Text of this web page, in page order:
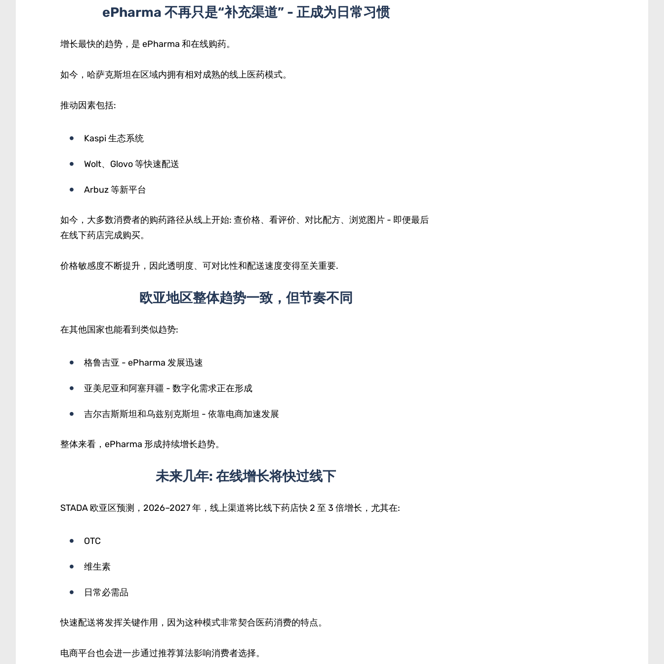
ePharma 不再只是“补充渠道” - 正成为日常习惯
增长最快的趋势，是 ePharma 和在线购药。
如今，哈萨克斯坦在区域内拥有相对成熟的线上医药模式。
推动因素包括:
Kaspi 生态系统
Wolt、Glovo 等快速配送
Arbuz 等新平台
如今，大多数消费者的购药路径从线上开始: 查价格、看评价、对比配方、浏览图片 - 即便最后
在线下药店完成购买。
价格敏感度不断提升，因此透明度、可对比性和配送速度变得至关重要.
欧亚地区整体趋势一致，但节奏不同
在其他国家也能看到类似趋势:
格鲁吉亚 - ePharma 发展迅速
亚美尼亚和阿塞拜疆 - 数字化需求正在形成
吉尔吉斯斯坦和乌兹别克斯坦 - 依靠电商加速发展
整体来看，ePharma 形成持续增长趋势。
未来几年: 在线增长将快过线下
STADA 欧亚区预测，2026–2027 年，线上渠道将比线下药店快 2 至 3 倍增长，尤其在:
OTC
维生素
日常必需品
快速配送将发挥关键作用，因为这种模式非常契合医药消费的特点。
电商平台也会进一步通过推荐算法影响消费者选择。